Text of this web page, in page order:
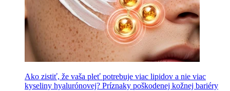
Ako zistiť, že vaša pleť potrebuje viac lipidov a nie viac
kyseliny hyalurónovej? Príznaky poškodenej kožnej bariéry